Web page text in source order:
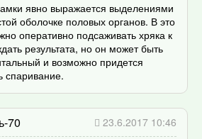
явно выражается выделениями
оболочке половых органов. В это
оперативно подсаживать хряка к
результата, но он может быть
и возможно придется
спаривание.
70
23.6.2017 10:46